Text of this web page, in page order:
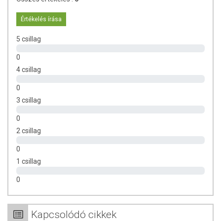
fenntartásához.
Dermatitisz formájában hámló bőr
részt vesz az anyagcsere-folyamatok lezajlásában, hozzájárul
a bőrproblémák megelőzésében is szerepe
Immunerősítő hatású.
A cink hiánya káros folyamatokat indíthat el az emberi
Értékelés írása
5 csillag
0
4 csillag
0
3 csillag
0
2 csillag
0
1 csillag
0
Kapcsolódó cikkek